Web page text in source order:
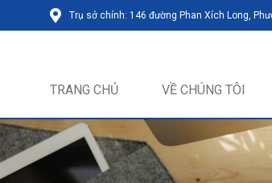
Trụ sở chính: 146 đường Phan Xích Long,
TRANG CHỦ VỀ CHÚNG TÔI